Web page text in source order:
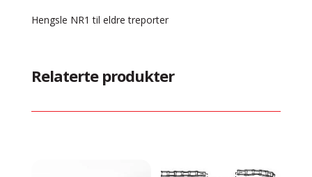
Hengsle NR1 til eldre treporter
Relaterte produkter